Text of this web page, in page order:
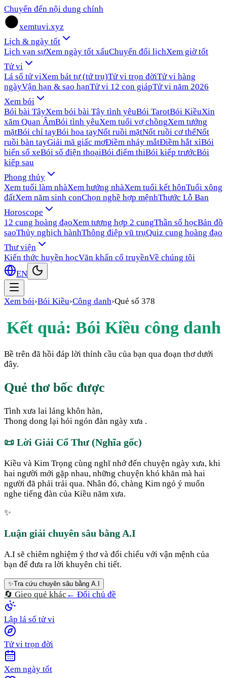
Chuyển đến nội dung chính
xemtuvi.xyz
Lịch & ngày tốt
Lịch vạn sựXem ngày tốt xấuChuyển đổi lịchXem giờ tốt
Tử vi
Lá số tử viXem bát tự (tứ trụ)Tử vi trọn đờiTử vi hàng
ngàyVận hạn & sao hạnTử vi 12 con giápTử vi năm 2026
Xem bói
Bói bài TâyXem bói bài Tây tình yêuBói TarotBói KiềuXin
xăm Quan ÂmBói tình yêuXem tuổi vợ chồngXem tướng
mặtBói chỉ tayBói hoa tayNốt ruồi mặtNốt ruồi cơ thểNốt
ruồi bàn tayGiải mã giấc mơĐiềm nháy mắtĐiềm hắt xìBói
biển số xeBói số điện thoạiBói điểm thiBói kiếp trướcBói
kiếp sau
Phong thủy
Xem tuổi làm nhàXem hướng nhàXem tuổi kết hônTuổi xông
đấtXem năm sinh conChọn nghề hợp mệnhThước Lỗ Ban
Horoscope
12 cung hoàng đạoXem tương hợp 2 cungThần số họcBản đồ
saoThủy nghịch hànhThông điệp vũ trụQuiz cung hoàng đạo
Thư viện
Kiến thức huyền họcVăn khấn cổ truyềnVề chúng tôi
EN
Xem bói›Bói Kiều›Công danh›Quẻ số 378
Kết quả: Bói Kiều công danh
Bề trên đã hồi đáp lời thỉnh cầu của bạn qua đoạn thơ dưới
đây.
Quẻ thơ bốc được
Tình xưa lai láng khôn hàn,
Thong dong lại hỏi ngón đàn ngày xưa .
📜 Lời Giải Cổ Thư (Nghĩa gốc)
Kiều và Kim Trọng cùng nghĩ nhớ đến chuyện ngày xưa, khi
hai người mới gặp nhau, những chuyện khó khăn mà hai
người đã phải trải qua. Nhân đó, chàng Kim ngỏ ý muốn
nghe tiếng đàn của Kiều năm xưa.
✨
Luận giải chuyên sâu bằng A.I
A.I sẽ chiêm nghiệm ý thơ và đối chiếu với vận mệnh của
bạn để đưa ra lời khuyên chi tiết.
✨Tra cứu chuyên sâu bằng A.I
🔄 Gieo quẻ khác ← Đổi chủ đề
Lập lá số tử vi
Tử vi trọn đời
Xem ngày tốt